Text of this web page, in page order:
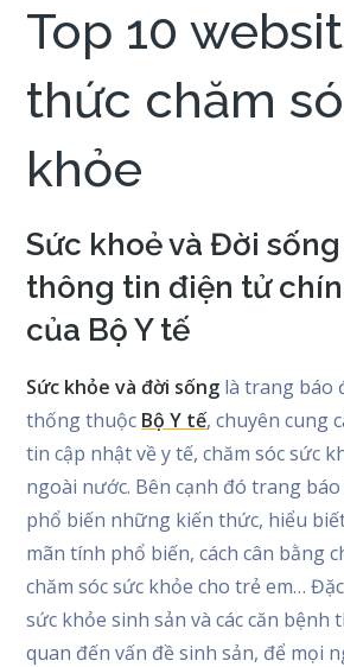
Top 10
thức chăm
khỏe
Sức khoẻ và Đời
thông tin điện tử
của Bộ Y tế
Sức khỏe và đời sống là trang báo
thống thuộc Bộ Y tế, chuyên cung
tin cập nhật về y tế, chăm sóc sức
ngoài nước. Bên cạnh đó trang
phổ biến những kiến thức, hiểu
mãn tính phổ biến, cách cân bằng
chăm sóc sức khỏe cho trẻ em…
sức khỏe sinh sản và các căn bệnh
quan đến vấn đề sinh sản, để mọi